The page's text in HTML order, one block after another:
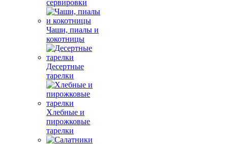
сервировки
Чаши, пиалы и
кокотницы
Десертные
тарелки
Хлебные и
пирожковые
тарелки